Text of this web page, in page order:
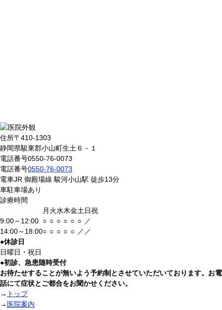
住所〒410-1303
静岡県駿東郡小山町生土６－１
電話番号0550-76-0073
電話番号0550-76-0073
電車JR 御殿場線 駿河小山駅 徒歩13分
車駐車場あり
診療時間
月 火水木金土日祝
9:00～12:00 ○ ○ ○ ○ ○ ○ ／
14:00～18:00○ ○ ○ ○ ○ ／ ／
●休診日
日曜日・祝日
●初診、急患随時受付
お待たせすることが無いよう予約制とさせていただいております。お電
話にて症状とご都合をお聞かせください。
→ トップ
→ 医院案内